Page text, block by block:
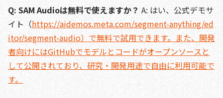
Q: SAM Audioは無料で使えますか？ A: はい、公式デモサ
イト（https://aidemos.meta.com/segment-anything/ed
itor/segment-audio）で無料で試用できます。また、開発
者向けにはGitHubでモデルとコードがオープンソースと
して公開されており、研究・開発用途で自由に利用可能で
す。